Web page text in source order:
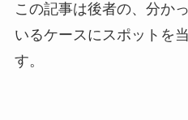
この記事は後者の、分か
いるケースにスポットを
す。